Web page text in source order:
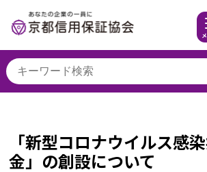
「新型コロナウイルス感
金」の創設について